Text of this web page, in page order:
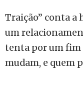
Traição” conta a
um
tenta por um fim
mudam, e quem